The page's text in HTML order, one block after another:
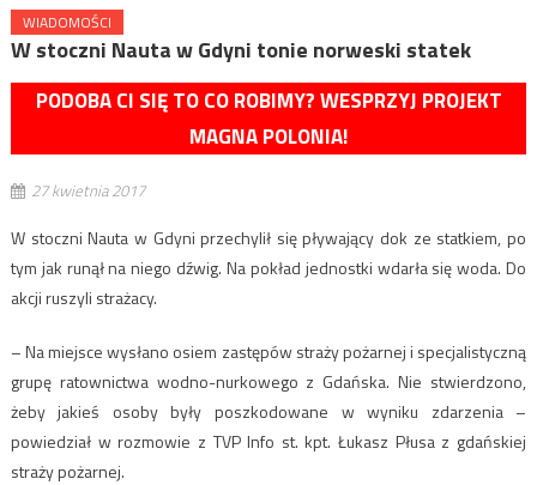
WIADOMOŚCI
W stoczni Nauta w Gdyni tonie norweski statek
PODOBA CI SIĘ TO CO ROBIMY? WESPRZYJ PROJEKT
MAGNA POLONIA!
27 kwietnia 2017
W stoczni Nauta w Gdyni przechylił się pływający dok ze statkiem, po
tym jak runął na niego dźwig. Na pokład jednostki wdarła się woda. Do
akcji ruszyli strażacy.
– Na miejsce wysłano osiem zastępów straży pożarnej i specjalistyczną
grupę ratownictwa wodno-nurkowego z Gdańska. Nie stwierdzono,
żeby jakieś osoby były poszkodowane w wyniku zdarzenia –
powiedział w rozmowie z TVP Info st. kpt. Łukasz Płusa z gdańskiej
straży pożarnej.